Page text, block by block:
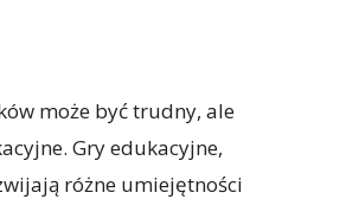
może być trudny, ale
Gry edukacyjne,
różne umiejętności